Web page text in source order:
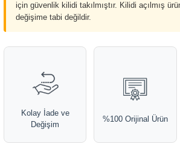
için güvenlik kilidi takılmıştır. Kilidi açılmış
değişime tabi değildir.
Kolay İade ve
Değişim
%100 Orijinal Ürün